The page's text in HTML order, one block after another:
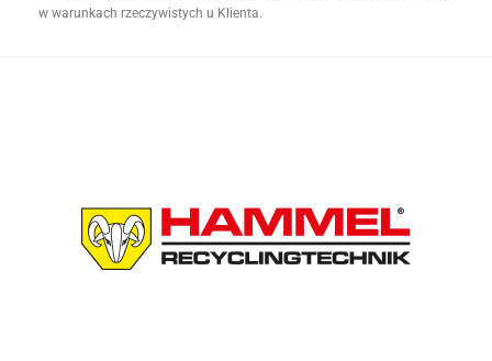
w warunkach rzeczywistych u Klienta.